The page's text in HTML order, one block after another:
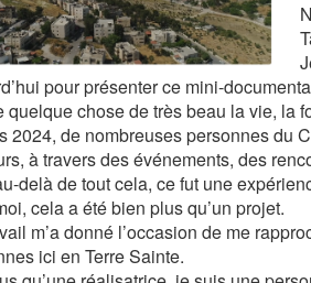
pour présenter ce mini-
quelque chose de très beau la vie, la
2024, de nombreuses personnes du
à travers des événements, des
delà de tout cela, ce fut une
cela a été bien plus qu’un projet.
m’a donné l’occasion de me
ici en Terre Sainte.